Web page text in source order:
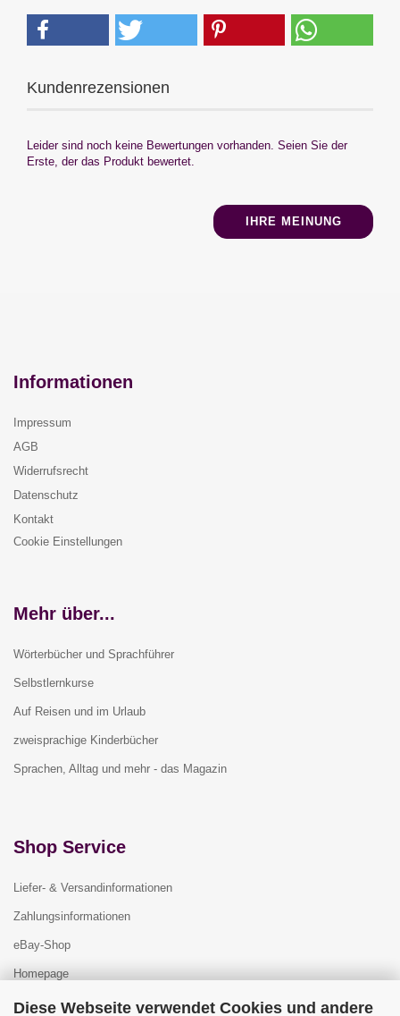
Diese Webseite verwendet Cookies und andere
Kundenrezensionen
Leider sind noch keine Bewertungen vorhanden. Seien Sie der
Erste, der das Produkt bewertet.
IHRE MEINUNG
Informationen
Impressum
AGB
Widerrufsrecht
Datenschutz
Kontakt
Cookie Einstellungen
Mehr über...
Wörterbücher und Sprachführer
Selbstlernkurse
Auf Reisen und im Urlaub
zweisprachige Kinderbücher
Sprachen, Alltag und mehr - das Magazin
Shop Service
Liefer- & Versandinformationen
Zahlungsinformationen
eBay-Shop
Homepage